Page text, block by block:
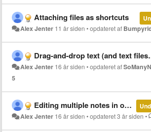
Attaching files as shortcuts
Alex Jenter 11 år siden •opdateret af
Drag-and-drop text (and text files) into (and out of) CN
Alex Jenter 16 år siden •opdateret af
5
Editing multiple notes in one edit window
Alex Jenter 16 år siden •opdateret3 år siden •